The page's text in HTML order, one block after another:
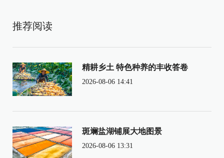
推荐阅读
精耕乡土 特色种养的丰收答卷
2026-08-06 14:41
斑斓盐湖铺展大地图景
2026-08-06 13:31